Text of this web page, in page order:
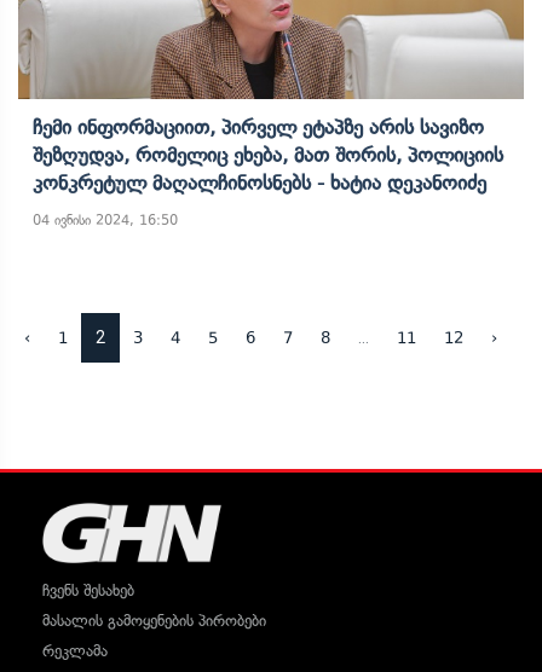
Ჩემი Ინფორმაციით, Პირველ Ეტაპზე Არის Სავიზო
Შეზღუდვა, Რომელიც Ეხება, Მათ Შორის, Პოლიციის
Კონკრეტულ Მაღალჩინოსნებს - Ხატია Დეკანოიძე
04 ივნისი 2024, 16:50
‹ 1 2 3 4 5 6 7 8 11 12 ›
ჩვენს შესახებ
მასალის გამოყენების პირობები
რეკლამა